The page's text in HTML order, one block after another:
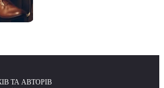
ТА АВТОРІВ